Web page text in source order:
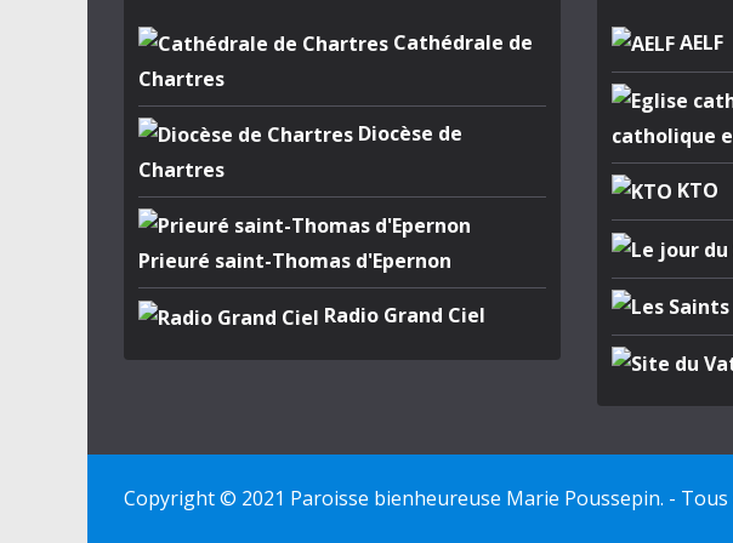
Cathédrale de
Chartres
Diocèse de
Chartres
Prieuré saint-Thomas d'Epernon
Radio Grand Ciel
AELF
catholique
KTO
Copyright © 2021 Paroisse bienheureuse Marie Poussepin. -